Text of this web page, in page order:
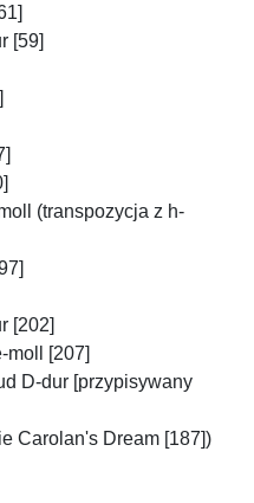
[59]
(transpozycja z h-
[202]
moll [207]
D-dur [przypisywany
Carolan's Dream [187])